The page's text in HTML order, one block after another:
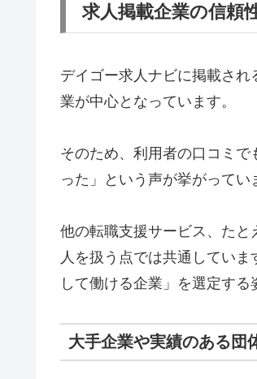
求人掲載企業の信頼
デイゴー求人ナビに掲載さ
業が中心となっています。
そのため、利用者の口コミ
った」という声が挙がってい
他の転職支援サービス、た
人を扱う点では共通してい
して働ける企業」を選定する
大手企業や実績のある団